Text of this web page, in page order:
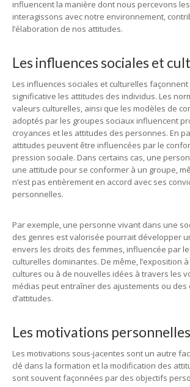
influencent la manière dont nous percevons
interagissons avec notre environnement,
l’élaboration de nos attitudes.
Les influences sociales et
Les influences sociales et culturelles
significative les attitudes des individus. Les
valeurs culturelles, ainsi que les modèles de
adoptés par les groupes sociaux influencent
croyances et les attitudes des personnes. En
attitudes peuvent être influencées par le
pression sociale. Dans certains cas, une
une attitude pour se conformer à un groupe,
n’est pas entièrement en accord avec ses
personnelles.
Par exemple, une personne vivant dans une
des genres est valorisée pourrait développer
envers les droits des femmes, influencée par
culturelles dominantes. De même, l’exposition
cultures ou à de nouvelles idées à travers les
médias peut entraîner des ajustements ou des
d’attitudes.
Les motivations personnelles
Les motivations sous-jacentes sont un autre
clé dans la formation et la modification des
sont souvent façonnées par des objectifs